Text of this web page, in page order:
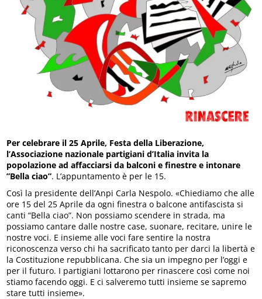
Per celebrare il 25 Aprile, Festa della Liberazione,
l’Associazione nazionale partigiani d’Italia invita la
popolazione ad affacciarsi da balconi e finestre e intonare
”Bella ciao”. L’appuntamento è per le 15.
Così la presidente dell’Anpi Carla Nespolo. «Chiediamo che alle
ore 15 del 25 Aprile da ogni finestra o balcone antifascista si
canti “Bella ciao”. Non possiamo scendere in strada, ma
possiamo cantare dalle nostre case, suonare, recitare, unire le
nostre voci. E insieme alle voci fare sentire la nostra
riconoscenza verso chi ha sacrificato tanto per darci la libertà e
la Costituzione repubblicana. Che sia un impegno per l’oggi e
per il futuro. I partigiani lottarono per rinascere così come noi
stiamo facendo oggi. E ci salveremo tutti insieme se sapremo
stare tutti insieme».